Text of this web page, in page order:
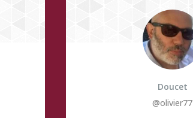
Doucet
@olivier77